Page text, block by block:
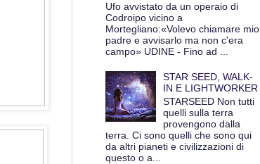
Ufo avvistato da un operaio di
Codroipo vicino a
Mortegliano:«Volevo chiamare mio
padre e avvisarlo ma non c'era
campo» UDINE - Fino ad ...
STAR SEED, WALK-
IN E LIGHTWORKER
STARSEED Non tutti
quelli sulla terra
provengono dalla
terra. Ci sono quelli che sono qui
da altri pianeti e civilizzazioni di
questo o a...